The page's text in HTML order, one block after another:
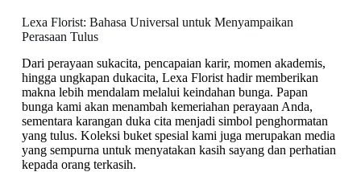
Lexa Florist: Bahasa Universal untuk Menyampaikan
Perasaan Tulus
Dari perayaan sukacita, pencapaian karir, momen akademis,
hingga ungkapan dukacita, Lexa Florist hadir memberikan
makna lebih mendalam melalui keindahan bunga. Papan
bunga kami akan menambah kemeriahan perayaan Anda,
sementara karangan duka cita menjadi simbol penghormatan
yang tulus. Koleksi buket spesial kami juga merupakan media
yang sempurna untuk menyatakan kasih sayang dan perhatian
kepada orang terkasih.